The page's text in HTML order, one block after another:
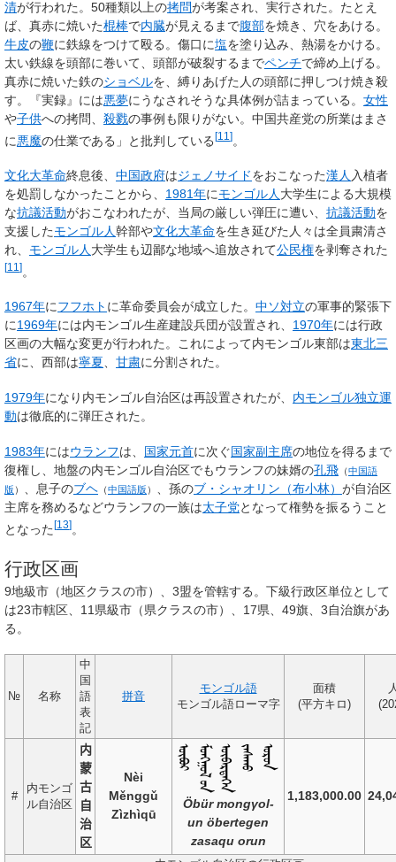
清が行われた。50種類以上の拷問が考案され、実行された。たとえ
ば、真赤に焼いた棍棒で内臓が見えるまで腹部を焼き、穴をあける。
牛皮の鞭に鉄線をつけて殴る。傷口に塩を塗り込み、熱湯をかける。
太い鉄線を頭部に巻いて、頭部が破裂するまでペンチで締め上げる。
真赤に焼いた鉄のショベルを、縛りあげた人の頭部に押しつけ焼き殺
す。『実録』には悪夢にうなされそうな具体例が詰まっている。 女性
や子供への拷問、 殺戮の事例も限りがない。中国共産党の所業はまさ
に悪魔の仕業である」と批判している[11 ]。
文化大革命終息後、 中国政府はジェノサイドをおこなった漢人 入植者
を処罰しなかったことから、 1981年にモンゴル人 大学生による大規模
な抗議活動がおこなわれたが、当局の厳しい弾圧に遭い、 抗議活動を
支援したモンゴル人幹部や文化大革命を生き延びた人々は全員粛清さ
れ、 モンゴル人 大学生も辺鄙な地域へ追放されて公民権を剥奪された
[11 ] 。
1967年にフフホト に革命委員会が成立した。 中ソ対立の軍事的緊張下
に1969年には内モンゴル生産建設兵団が設置され、 1970年には行政
区画の大幅な変更が行われた。これによって内モンゴル東部は東北三
省に、西部は寧夏、 甘粛に分割された。
1979年になり内モンゴル自治区は再設置されたが、 内モンゴル独立運
動は徹底的に弾圧された。
1983年にはウランフは、 国家元首に次ぐ国家副主席の地位を得るまで
復権し、地盤の内モンゴル自治区でもウランフの妹婿の孔飛 （中国語
版 ） 、息子のブヘ （中国語版 ） 、孫のブ・シャオリン（布小林） が自治区
主席を務めるなどウランフの一族は太子党となって権勢を振るうこと
となった[13]。
行政区画
9地級市（地区クラスの市）、3盟を管轄する。下級行政区単位として
は23市轄区、11県級市（県クラスの市）、17県、49旗、3自治旗があ
る。
№ 名称
中
国
語
表
記
拼音
モンゴル語
モンゴル語ローマ字
面積
(平方キロ)
#
内モンゴ
ル自治区
内
蒙
古
自
治
区
Nèi
Měnggǔ
Zìzhìqū
Öbür mongγol-
un öbertegen
zasaqu orun
1,183,000.00